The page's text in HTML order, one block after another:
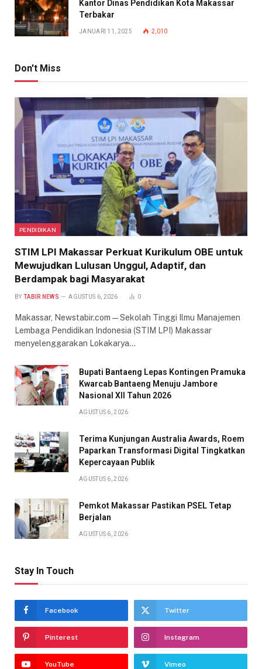
Kantor Dinas Pendidikan Kota Makassar
Terbakar
JANUARI 11, 2025 2,010
Don't Miss
PENDIDIKAN
STIM LPI Makassar Perkuat Kurikulum OBE untuk
Mewujudkan Lulusan Unggul, Adaptif, dan
Berdampak bagi Masyarakat
BY TABIR NEWS AGUSTUS 6, 2026 0
Makassar, Newstabir.com — Sekolah Tinggi Ilmu Manajemen
Lembaga Pendidikan Indonesia (STIM LPI) Makassar
menyelenggarakan Lokakarya…
Bupati Bantaeng Lepas Kontingen Pramuka
Kwarcab Bantaeng Menuju Jambore
Nasional XII Tahun 2026
AGUSTUS 6, 2026
Terima Kunjungan Australia Awards, Roem
Paparkan Transformasi Digital Tingkatkan
Kepercayaan Publik
AGUSTUS 6, 2026
Pemkot Makassar Pastikan PSEL Tetap
Berjalan
AGUSTUS 6, 2026
Stay In Touch
Facebook Twitter
Pinterest Instagram
YouTube Vimeo